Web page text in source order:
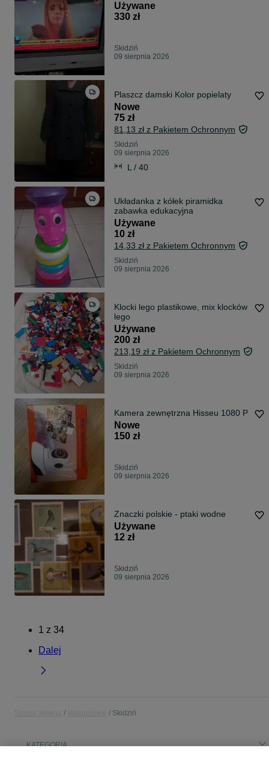
Używane
330 zł
Skidziń
09 sierpnia 2026
Plaszcz damski Kolor popielaty
Nowe
75 zł
81,13 zł z Pakietem Ochronnym
Skidziń
09 sierpnia 2026
L / 40
Układanka z kółek piramidka
zabawka edukacyjna
Używane
10 zł
14,33 zł z Pakietem Ochronnym
Skidziń
09 sierpnia 2026
Klocki lego plastikowe, mix klocków
lego
Używane
200 zł
213,19 zł z Pakietem Ochronnym
Skidziń
09 sierpnia 2026
Kamera zewnętrzna Hisseu 1080 P
Nowe
150 zł
Skidziń
09 sierpnia 2026
Znaczki polskie - ptaki wodne
Używane
12 zł
Skidziń
09 sierpnia 2026
1 z 34
Dalej
Skidziń
KATEGORIA